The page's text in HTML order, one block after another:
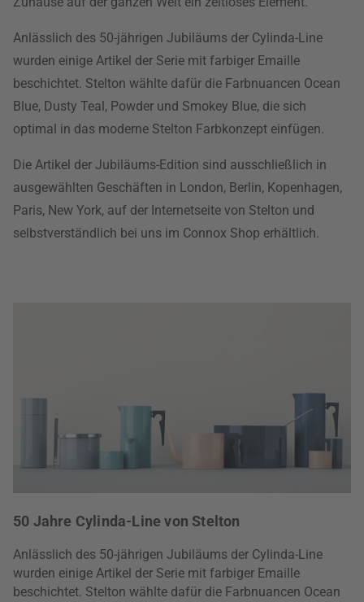
Anlässlich des 50-jährigen Jubiläums der Cylinda-Line
wurden einige Artikel der Serie mit farbiger Emaille
beschichtet. Stelton wählte dafür die Farbnuancen Ocean
Blue, Dusty Teal, Powder und Smokey Blue, die sich
optimal in das moderne Stelton Farbkonzept einfügen.
Die Artikel der Jubiläums-Edition sind ausschließlich in
ausgewählten Geschäften in London, Berlin, Kopenhagen,
Paris, New York, auf der Internetseite von Stelton und
selbstverständlich bei uns im Connox Shop erhältlich.
50 Jahre Cylinda-Line von Stelton
Anlässlich des 50-jährigen Jubiläums der Cylinda-Line
wurden einige Artikel der Serie mit farbiger Emaille
beschichtet. Stelton wählte dafür die Farbnuancen Ocean